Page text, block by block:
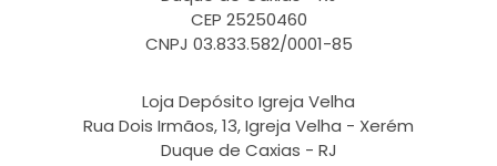
CEP 25250460
CNPJ 03.833.582/0001-85
Loja Depósito Igreja Velha
Rua Dois Irmãos, 13, Igreja Velha - Xerém
Duque de Caxias - RJ